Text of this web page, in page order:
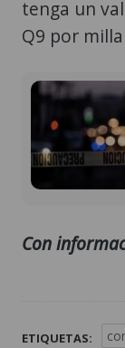
tenga un
Q9 por
Con
ETIQUETAS: